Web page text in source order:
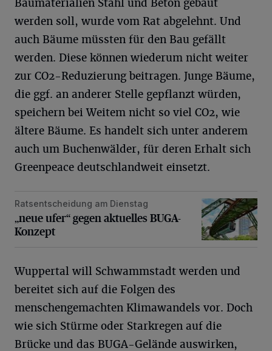
Baumaterialien Stahl und Beton gebaut
werden soll, wurde vom Rat abgelehnt. Und
auch Bäume müssten für den Bau gefällt
werden. Diese können wiederum nicht weiter
zur CO2-Reduzierung beitragen. Junge Bäume,
die ggf. an anderer Stelle gepflanzt würden,
speichern bei Weitem nicht so viel CO2, wie
ältere Bäume. Es handelt sich unter anderem
auch um Buchenwälder, für deren Erhalt sich
Greenpeace deutschlandweit einsetzt.
„neue ufer“ gegen aktuelles BUGA-Konzept
Ratsentscheidung am Dienstag
„neue ufer“ gegen aktuelles BUGA-
Konzept
Wuppertal will Schwammstadt werden und
bereitet sich auf die Folgen des
menschengemachten Klimawandels vor. Doch
wie sich Stürme oder Starkregen auf die
Brücke und das BUGA-Gelände auswirken,